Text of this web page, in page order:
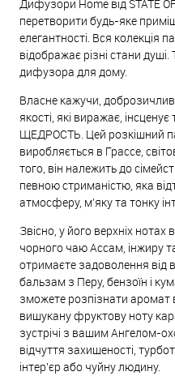
Дифузори Home від STATE
перетворити будь-яке
елегантності. Вся колекція
відображає різні стани
дифузора для дому.
Власне кажучи,
якості, які виражає,
ЩЕДРОСТЬ. Цей розкішний
виробляється в Грассе,
того, він належить до
певною стриманістю, яка
атмосферу, м’яку та тонку
Звісно, у його верхніх нотах
чорного чаю Ассам, інжиру
отримаєте задоволення від
бальзам з Перу, бензоїн і
зможете розпізнати аромат
вишукану фруктову ноту
зустрічі з вашим Ангелом-
відчуття захищеності,
інтер'єр або чуйну людину.